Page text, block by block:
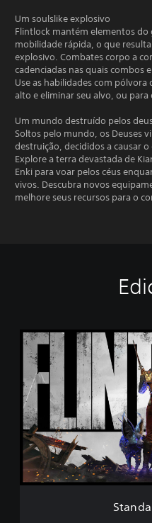
Um soulslike explosivo
Flintlock mantém elementos do
mobilidade rápida, o que
explosivo. Combates corpo a
cadenciadas nas quais combos
Use as habilidades com pólvora
alto e eliminar seu alvo, ou
Um mundo destruído pelos
Soltos pelo mundo, os Deuses
destruição, decididos a causar
Explore a terra devastada de
Enki para voar pelos céus
vivos. Descubra novos
melhore seus recursos para o
S
d
a
d
d
t